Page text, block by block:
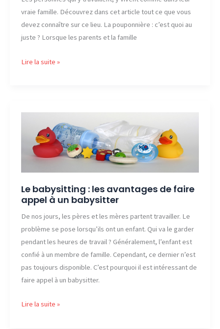
vraie famille. Découvrez dans cet article tout ce que vous
devez connaître sur ce lieu. La pouponnière : c’est quoi au
juste ? Lorsque les parents et la famille
Tout
savoir
pouponnière
Lire la suite »
Le babysitting : les avantages de faire
appel à un babysitter
De nos jours, les pères et les mères partent travailler. Le
problème se pose lorsqu’ils ont un enfant. Qui va le garder
pendant les heures de travail ? Généralement, l’enfant est
confié à un membre de famille. Cependant, ce dernier n’est
pas toujours disponible. C’est pourquoi il est intéressant de
faire appel à un babysitter.
Le
Lire la suite »